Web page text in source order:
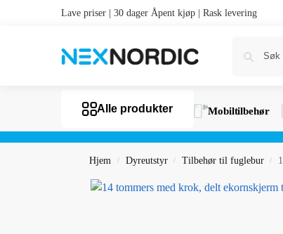
Lave priser | 30 dager Åpent kjøp | Rask levering
Alle produkter Mobiltilbehør
Hjem / Dyreutstyr / Tilbehør til fuglebur /